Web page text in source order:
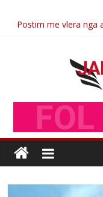
Postim me vlera nga
Brahim Çekaj njē
Sulm , pse të dua ty